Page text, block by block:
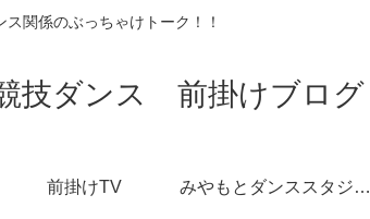
ス関係のぶっちゃけトーク！！
技ダンス 前掛けブログ
前掛けTV みやもとダンススタジオ札幌